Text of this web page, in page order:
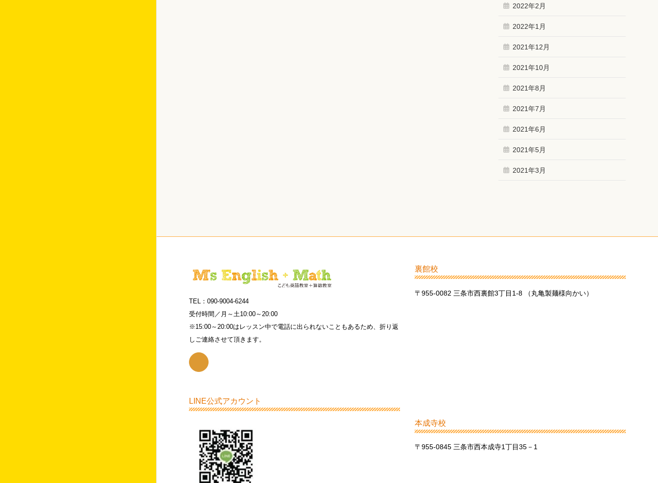
2022年2月
2022年1月
2021年12月
2021年10月
2021年8月
2021年7月
2021年6月
2021年5月
2021年3月
TEL：090-9004-6244
受付時間／月～土10:00～20:00
※15:00～20:00はレッスン中で電話に出られないこともあるため、折り返
しご連絡させて頂きます。
LINE公式アカウント
裏館校
〒955-0082 三条市西裏館3丁目1-8 （丸亀製麺様向かい）
本成寺校
〒955-0845 三条市西本成寺1丁目35－1